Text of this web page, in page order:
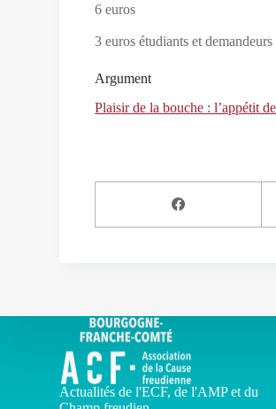
6 euros
3 euros étudiants et demandeurs
Argument
Plaisir de la bouche : l’appétit
Actualités de l'ECF, de l'AMP et du